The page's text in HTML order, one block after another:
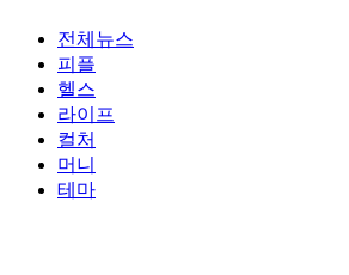
전체뉴스
피플
헬스
라이프
컬처
머니
테마